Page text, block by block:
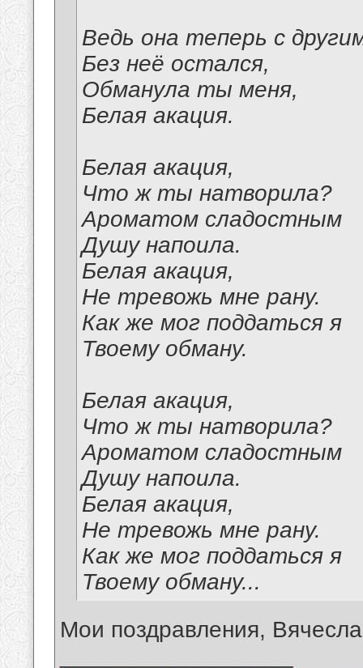
Ведь она теперь с
Без неё остался,
Обманула ты меня,
Белая акация.
Белая акация,
Что ж ты натворила?
Ароматом сладостным
Душу напоила.
Белая акация,
Не тревожь мне рану.
Как же мог поддаться я
Твоему обману.
Белая акация,
Что ж ты натворила?
Ароматом сладостным
Душу напоила.
Белая акация,
Не тревожь мне рану.
Как же мог поддаться я
Твоему обману...
Мои поздравления,